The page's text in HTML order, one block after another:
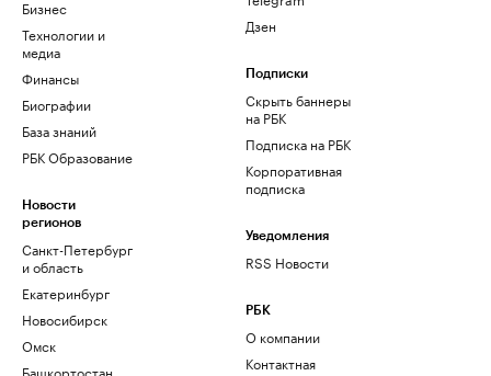
Бизнес
Технологии и
медиа
Финансы
Биографии
База знаний
РБК Образование
Новости
регионов
Санкт-Петербург
и область
Екатеринбург
Новосибирск
Омск
Башкортостан
Дзен
Подписки
Скрыть баннеры
на РБК
Подписка на РБК
Корпоративная
подписка
Уведомления
RSS Новости
РБК
О компании
Контактная